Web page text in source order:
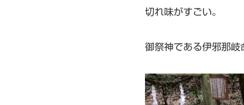
切れ味がすごい。
御祭神である伊邪那岐